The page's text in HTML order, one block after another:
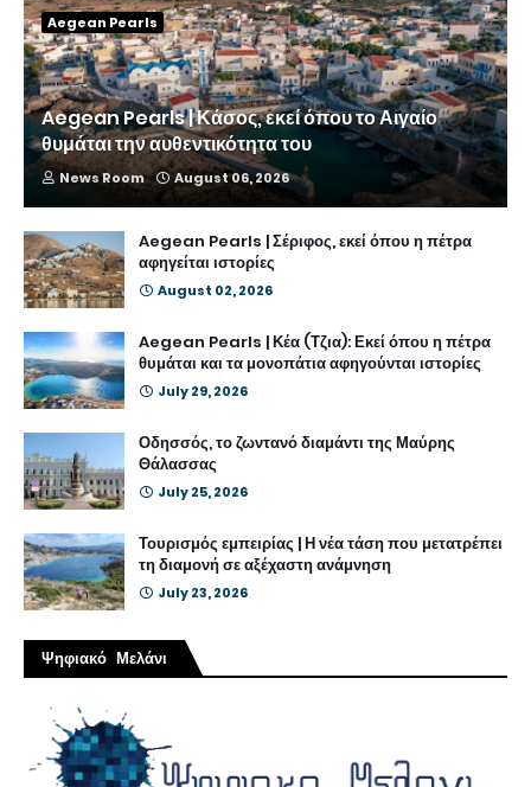
Aegean Pearls
Aegean Pearls | Κάσος, εκεί όπου το Αιγαίο
θυμάται την αυθεντικότητα του
News Room August 06, 2026
Aegean Pearls | Σέριφος, εκεί όπου η πέτρα
αφηγείται ιστορίες
August 02, 2026
Aegean Pearls | Κέα (Τζια): Εκεί όπου η πέτρα
θυμάται και τα μονοπάτια αφηγούνται ιστορίες
July 29, 2026
Οδησσός, το ζωντανό διαμάντι της Μαύρης
Θάλασσας
July 25, 2026
Τουρισμός εμπειρίας | Η νέα τάση που μετατρέπει
τη διαμονή σε αξέχαστη ανάμνηση
July 23, 2026
Ψηφιακό Μελάνι